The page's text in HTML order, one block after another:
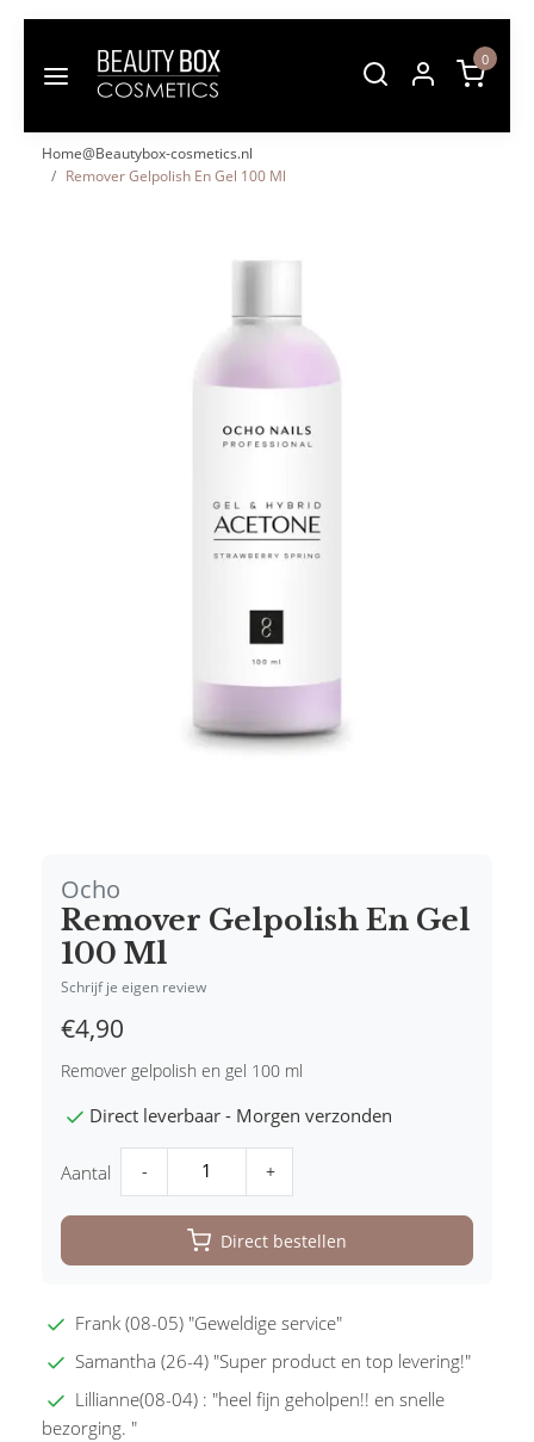
0
Home@Beautybox-cosmetics.nl
Remover Gelpolish En Gel 100 Ml
Ocho
Remover Gelpolish En Gel
100 Ml
Schrijf je eigen review
€4,90
Remover gelpolish en gel 100 ml
Direct leverbaar - Morgen verzonden
Aantal - +
Direct bestellen
Frank (08-05) "Geweldige service"
Samantha (26-4) "Super product en top levering!"
Lillianne(08-04) : "heel fijn geholpen!! en snelle
bezorging. "